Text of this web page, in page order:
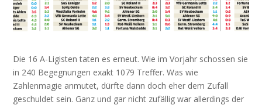
Die 16 A-Ligisten taten es erneut. Wie im Vorjahr schossen sie
in 240 Begegnungen exakt 1079 Treffer. Was wie
Zahlenmagie anmutet, dürfte dann doch eher dem Zufall
geschuldet sein. Ganz und gar nicht zufällig war allerdings der